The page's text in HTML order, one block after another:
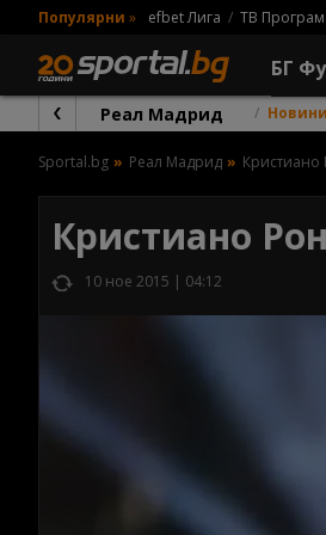
Популярни » efbet Лига ТВ
БГ
Реал Мадрид Новини
Sportal.bg Реал Мадрид
Кристиано
10 ное 2015 | 04:12